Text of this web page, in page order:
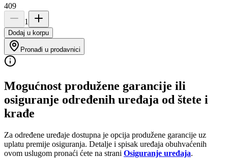
409
1
Dodaj u korpu
Pronađi u prodavnici
Mogućnost produžene garancije ili
osiguranje određenih uređaja od štete i
krađe
Za određene uređaje dostupna je opcija produžene garancije uz
uplatu premije osiguranja. Detalje i spisak uređaja obuhvaćenih
ovom uslugom pronaći ćete na strani Osiguranje uređaja.